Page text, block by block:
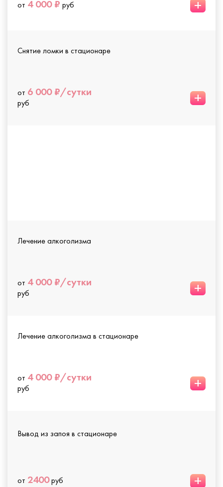
от 4 000 ₽ руб +
Снятие ломки в стационаре
от 6 000 ₽/сутки
руб +
Лечение алкоголизма
от 4 000 ₽/сутки
руб +
Лечение алкоголизма в стационаре
от 4 000 ₽/сутки
руб +
Вывод из запоя в стационаре
от 2400руб +